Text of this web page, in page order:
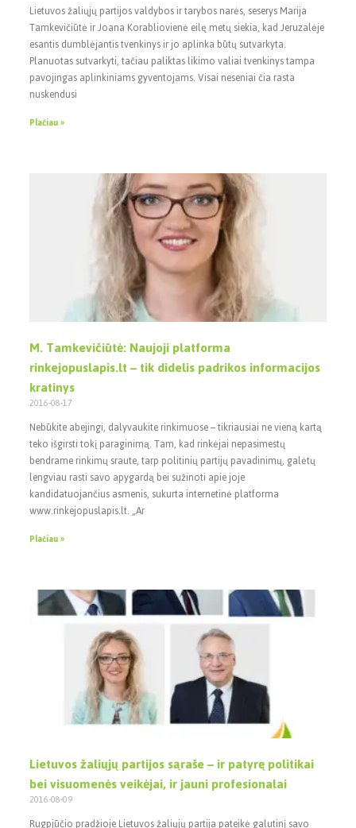
Lietuvos žaliųjų partijos valdybos ir tarybos narės, seserys Marija
Tamkevičiūtė ir Joana Korabliovienė eilę metų siekia, kad Jeruzalėje
esantis dumblėjantis tvenkinys ir jo aplinka būtų sutvarkyta.
Planuotas sutvarkyti, tačiau paliktas likimo valiai tvenkinys tampa
pavojingas aplinkiniams gyventojams. Visai neseniai čia rasta
nuskendusi
Plačiau »
M. Tamkevičiūtė: Naujoji platforma
rinkejopuslapis.lt – tik didelis padrikos informacijos
kratinys
2016-08-17
Nebūkite abejingi, dalyvaukite rinkimuose – tikriausiai ne vieną kartą
teko išgirsti tokį paraginimą. Tam, kad rinkėjai nepasimestų
bendrame rinkimų sraute, tarp politinių partijų pavadinimų, galėtų
lengviau rasti savo apygardą bei sužinoti apie joje
kandidatuojančius asmenis, sukurta internetinė platforma
www.rinkejopuslapis.lt. „Ar
Plačiau »
Lietuvos žaliųjų partijos sąraše – ir patyrę politikai
bei visuomenės veikėjai, ir jauni profesionalai
2016-08-09
Rugpjūčio pradžioje Lietuvos žaliųjų partija pateikė galutinį savo